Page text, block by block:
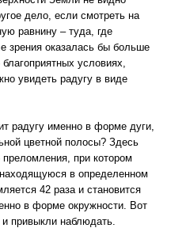
дело, если смотреть на
равнину – туда, где
зрения оказалась бы больше
условиях,
увидеть радугу в виде
радугу именно в форме дуги,
цветной полосы? Здесь
преломления, при котором
в определенном
42 раза и становится
в форме окружности. Вот
и привыкли наблюдать.